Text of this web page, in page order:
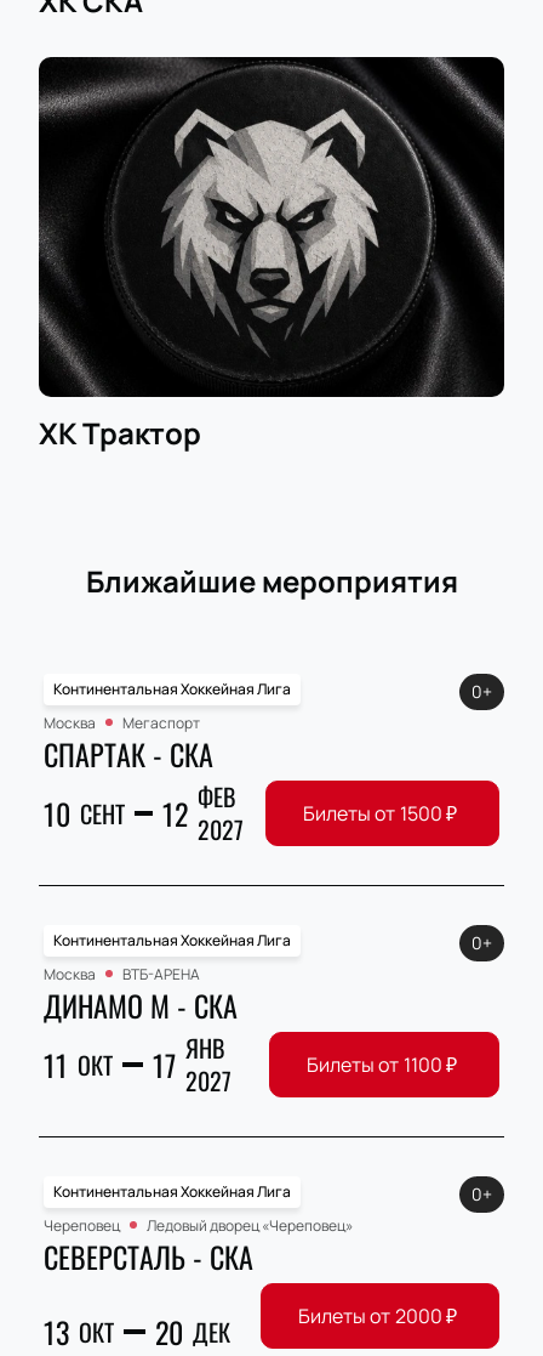
ХК Трактор
Ближайшие мероприятия
Континентальная Хоккейная Лига
Москва
Мегаспорт
СПАРТАК - СКА
10 СЕНТ 12 ФЕВ
2027
0+
Билеты от 1500₽
Континентальная Хоккейная Лига
Москва
ВТБ-АРЕНА
ДИНАМО М - СКА
11 ОКТ 17 ЯНВ
2027
0+
Билеты от 1100₽
Континентальная Хоккейная Лига
Череповец
Ледовый дворец «Череповец»
СЕВЕРСТАЛЬ - СКА
13 ОКТ 20 ДЕК
0+
Билеты от2000₽